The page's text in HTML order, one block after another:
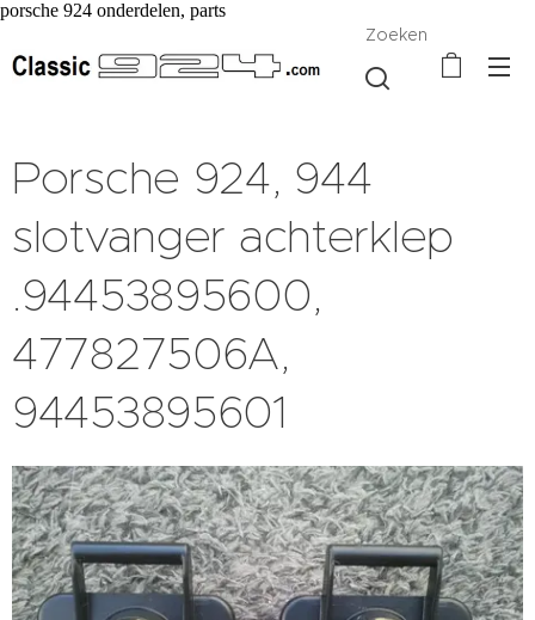
porsche 924 onderdelen, parts
Zoeken
Porsche 924, 944
slotvanger achterklep
.94453895600,
477827506A,
94453895601